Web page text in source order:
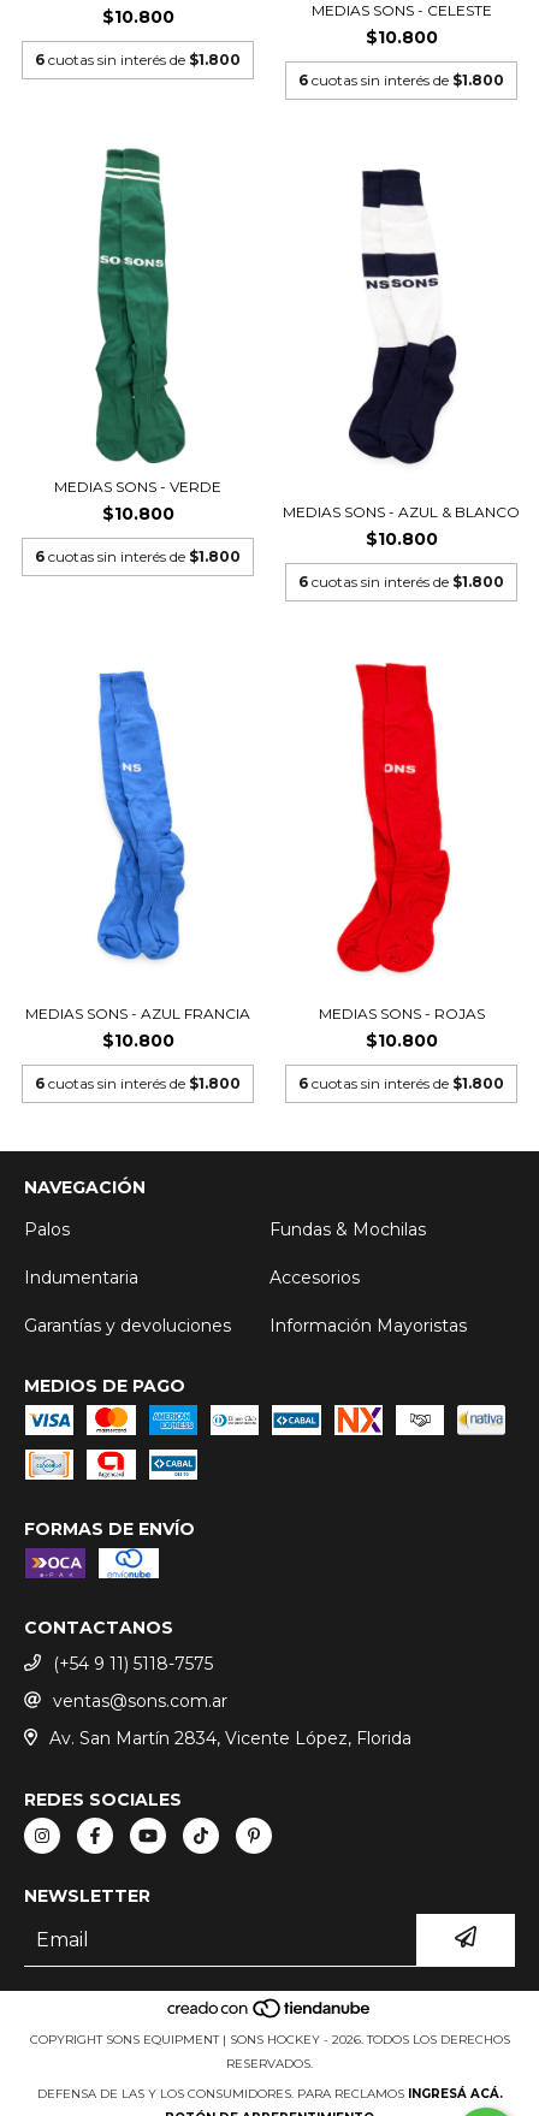
$10.800
6 cuotas sin interés de $1.800
MEDIAS SONS - CELESTE
$10.800
6 cuotas sin interés de $1.800
MEDIAS SONS - VERDE
$10.800
6 cuotas sin interés de $1.800
MEDIAS SONS - AZUL & BLANCO
$10.800
6 cuotas sin interés de $1.800
MEDIAS SONS - AZUL FRANCIA
$10.800
6 cuotas sin interés de $1.800
MEDIAS SONS - ROJAS
$10.800
6 cuotas sin interés de $1.800
NAVEGACIÓN
Palos
Fundas & Mochilas
Indumentaria Accesorios
Garantías y devoluciones Información Mayoristas
MEDIOS DE PAGO
FORMAS DE ENVÍO
CONTACTANOS
(+54 9 11) 5118-7575
ventas@sons.com.ar
Av. San Martín 2834, Vicente López, Florida
REDES SOCIALES
NEWSLETTER
COPYRIGHT SONS EQUIPMENT | SONS HOCKEY - 2026. TODOS LOS DERECHOS
RESERVADOS.
DEFENSA DE LAS Y LOS CONSUMIDORES. PARA RECLAMOS
INGRESÁ ACÁ.